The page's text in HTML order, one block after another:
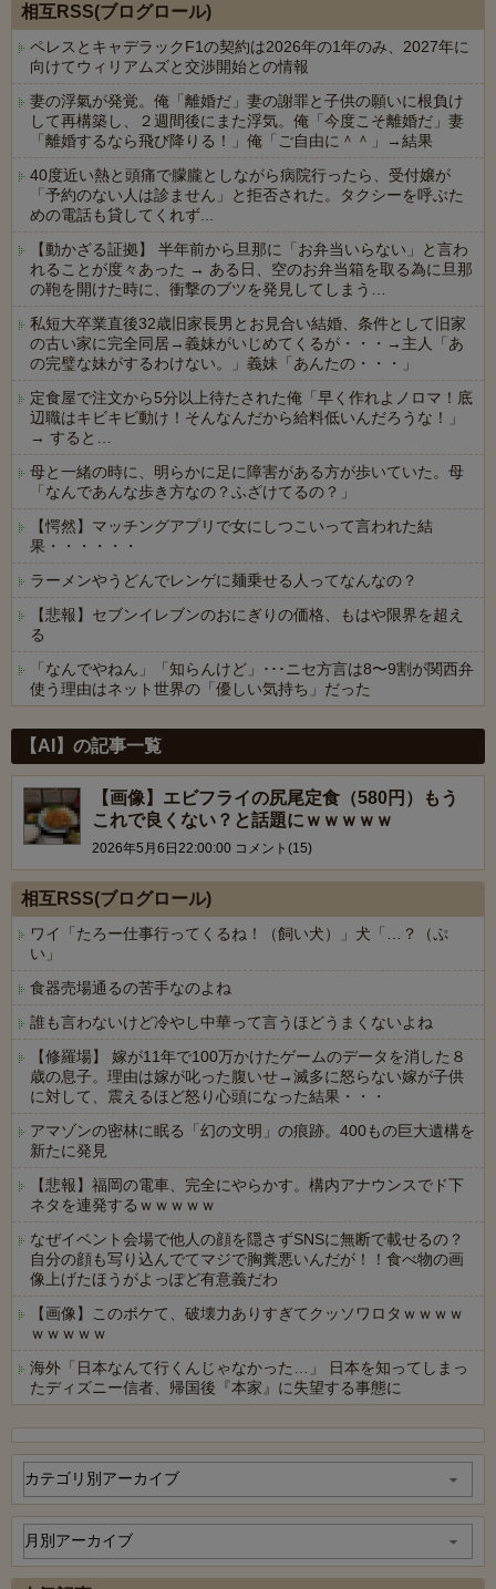
相互RSS(ブログロール)
ペレスとキャデラックF1の契約は2026年の1年のみ、2027年に
向けてウィリアムズと交渉開始との情報
妻の浮氣が発覚。俺「離婚だ」妻の謝罪と子供の願いに根負け
して再構築し、２週間後にまた浮気。俺「今度こそ離婚だ」妻
「離婚するなら飛び降りる！」俺「ご自由に＾＾」→結果
40度近い熱と頭痛で朦朧としながら病院行ったら、受付嬢が
「予約のない人は診ません」と拒否された。タクシーを呼ぶた
めの電話も貸してくれず...
【動かざる証拠】 半年前から旦那に「お弁当いらない」と言わ
れることが度々あった → ある日、空のお弁当箱を取る為に旦那
の鞄を開けた時に、衝撃のブツを発見してしまう…
私短大卒業直後32歳旧家長男とお見合い結婚、条件として旧家
の古い家に完全同居→義妹がいじめてくるが・・・→主人「あ
の完璧な妹がするわけない。」義妹「あんたの・・・」
定食屋で注文から5分以上待たされた俺「早く作れよノロマ！底
辺職はキビキビ動け！そんなんだから給料低いんだろうな！」
→ すると…
母と一緒の時に、明らかに足に障害がある方が歩いていた。母
「なんであんな歩き方なの？ふざけてるの？」
【愕然】マッチングアプリで女にしつこいって言われた結
果・・・・・・
ラーメンやうどんでレンゲに麺乗せる人ってなんなの？
【悲報】セブンイレブンのおにぎりの価格、もはや限界を超え
る
「なんでやねん」「知らんけど」･･･ニセ方言は8〜9割が関西弁
使う理由はネット世界の「優しい気持ち」だった
【AI】の記事一覧
【画像】エビフライの尻尾定食（580円）もう
これで良くない？と話題にｗｗｗｗｗ
2026年5月6日22:00:00 コメント(15)
相互RSS(ブログロール)
ワイ「たろー仕事行ってくるね！（飼い犬）」犬「…？（ぷ
い」
食器売場通るの苦手なのよね
誰も言わないけど冷やし中華って言うほどうまくないよね
【修羅場】 嫁が11年で100万かけたゲームのデータを消した８
歳の息子。理由は嫁が叱った腹いせ→滅多に怒らない嫁が子供
に対して、震えるほど怒り心頭になった結果・・・
アマゾンの密林に眠る「幻の文明」の痕跡。400もの巨大遺構を
新たに発見
【悲報】福岡の電車、完全にやらかす。構内アナウンスでド下
ネタを連発するｗｗｗｗｗ
なぜイベント会場で他人の顔を隠さずSNSに無断で載せるの？
自分の顔も写り込んでてマジで胸糞悪いんだが！！食べ物の画
像上げたほうがよっぽど有意義だわ
【画像】このボケて、破壊力ありすぎてクッソワロタｗｗｗｗ
ｗｗｗｗｗ
海外「日本なんて行くんじゃなかった…」 日本を知ってしまっ
たディズニー信者、帰国後『本家』に失望する事態に